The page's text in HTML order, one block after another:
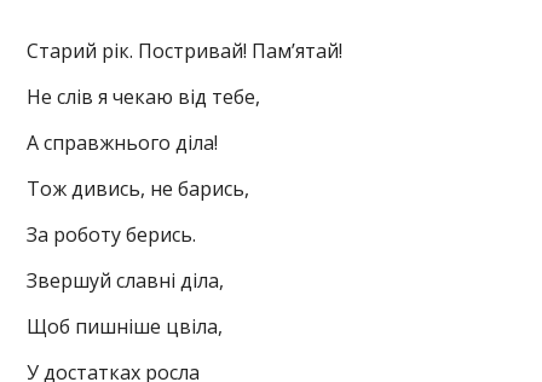
Старий рік. Постривай! Пам’ятай!
Не слів я чекаю від тебе,
А справжнього діла!
Тож дивись, не барись,
За роботу берись.
Звершуй славні діла,
Щоб пишніше цвіла,
У достатках росла